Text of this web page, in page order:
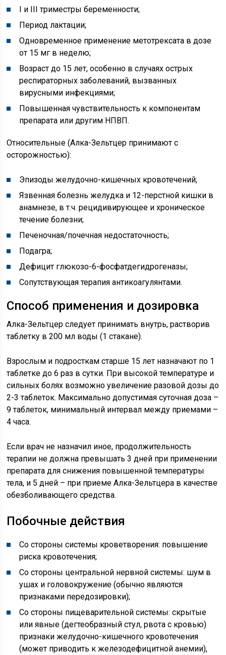
I и III триместры беременности;
Период лактации;
Одновременное применение метотрексата в дозе
от 15 мг в неделю;
Возраст до 15 лет, особенно в случаях острых
респираторных заболеваний, вызванных
вирусными инфекциями;
Повышенная чувствительность к компонентам
препарата или другим НПВП.
Относительные (Алка-Зельтцер принимают с
осторожностью):
Эпизоды желудочно-кишечных кровотечений;
Язвенная болезнь желудка и 12-перстной кишки в
анамнезе, в т.ч. рецидивирующее и хроническое
течение болезни;
Печеночная/почечная недостаточность;
Подагра;
Дефицит глюкозо-6-фосфатдегидрогеназы;
Сопутствующая терапия антикоагулянтами.
Способ применения и дозировка
Алка-Зельтцер следует принимать внутрь, растворив
таблетку в 200 мл воды (1 стакане).
Взрослым и подросткам старше 15 лет назначают по 1
таблетке до 6 раз в сутки. При высокой температуре и
сильных болях возможно увеличение разовой дозы до
2-3 таблеток. Максимально допустимая суточная доза –
9 таблеток, минимальный интервал между приемами –
4 часа.
Если врач не назначил иное, продолжительность
терапии не должна превышать 3 дней при применении
препарата для снижения повышенной температуры
тела, и 5 дней – при приеме Алка-Зельтцера в качестве
обезболивающего средства.
Побочные действия
Со стороны системы кроветворения: повышение
риска кровотечения;
Со стороны центральной нервной системы: шум в
ушах и головокружение (обычно являются
признаками передозировки);
Со стороны пищеварительной системы: скрытые
или явные (дегтеобразный стул, рвота с кровью)
признаки желудочно-кишечного кровотечения
(может приводить к железодефицитной анемии),